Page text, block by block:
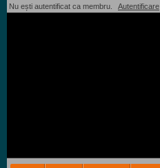
Nu ești autentificat ca membru. Autentificare